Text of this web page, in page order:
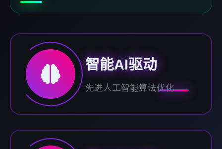
智能AI驱动
先进人工智能算法优化